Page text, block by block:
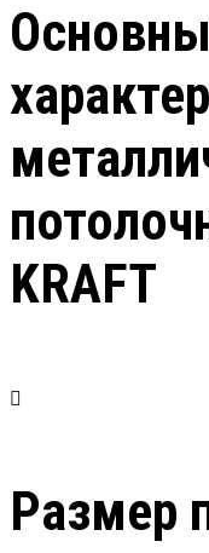
KRAFT
Размер